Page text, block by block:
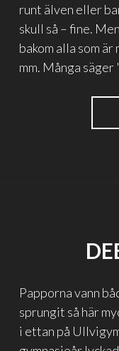
runt älven eller
skull så – fine.
bakom alla som
mm. Många
Papporna vann
sprungit så här
i ettan på